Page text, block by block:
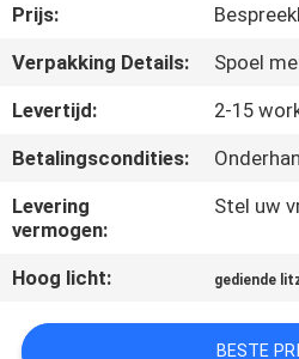
NIEUWS
VERZOEK
CITAAT
SITEMAP
Prijs:
Verpakking Details:
Spoel
Levertijd:
2-15
Betalingscondities:
Levering
vermogen:
Stel uw
Hoog licht: gediende
BESTE